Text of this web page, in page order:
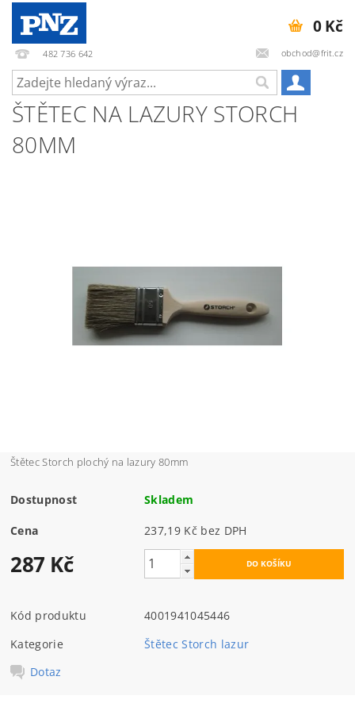
482 736 642 obchod@frit.cz
0 Kč
ŠTĚTEC NA LAZURY STORCH
80MM
Štětec Storch plochý na lazury 80mm
Dostupnost Skladem
Cena 237,19 Kč bez DPH
287 Kč
Kód produktu
4001941045446
Kategorie
Štětec Storch lazur
Dotaz